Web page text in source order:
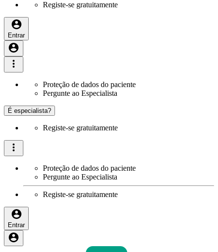
Registe-se gratuitamente
Entrar
Proteção de dados do paciente
Pergunte ao Especialista
É especialista?
Registe-se gratuitamente
Proteção de dados do paciente
Pergunte ao Especialista
Registe-se gratuitamente
Entrar